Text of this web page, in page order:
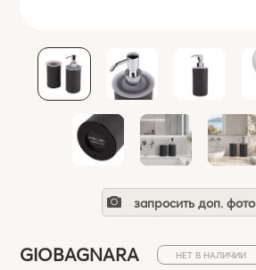
запросить доп. фото
GIOBAGNARA НЕТ В НАЛИЧИИ